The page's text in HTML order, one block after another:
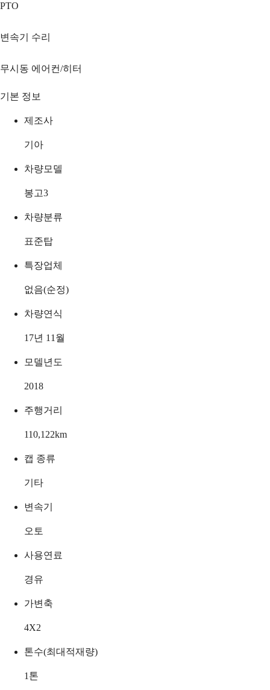
PTO
변속기 수리
무시동 에어컨/히터
기본 정보
제조사
기아
차량모델
봉고3
차량분류
표준탑
특장업체
없음(순정)
차량연식
17년 11월
모델년도
2018
주행거리
110,122km
캡 종류
기타
변속기
오토
사용연료
경유
가변축
4X2
톤수(최대적재량)
1 톤